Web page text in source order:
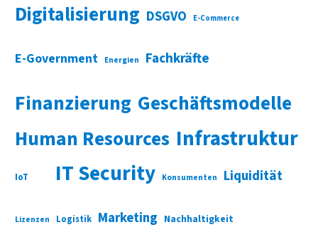
Digitalisierung DSGVO E-Commerce
E-Government Energien Fachkräfte
Finanzierung Geschäftsmodelle
Human Resources Infrastruktur
IoT IT Security Konsumenten Liquidität
Lizenzen Logistik Marketing Nachhaltigkeit